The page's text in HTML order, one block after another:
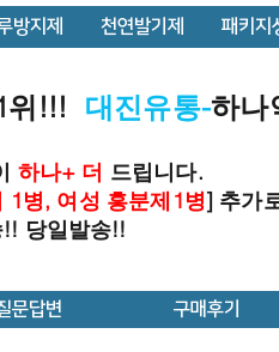
방지제 천연발기제 패키지
위!!! 대진유통-하나
하나+ 더 드립니다.
1병, 여성 흥분제1병] 추가
당일발송!!
문답변 구매후기